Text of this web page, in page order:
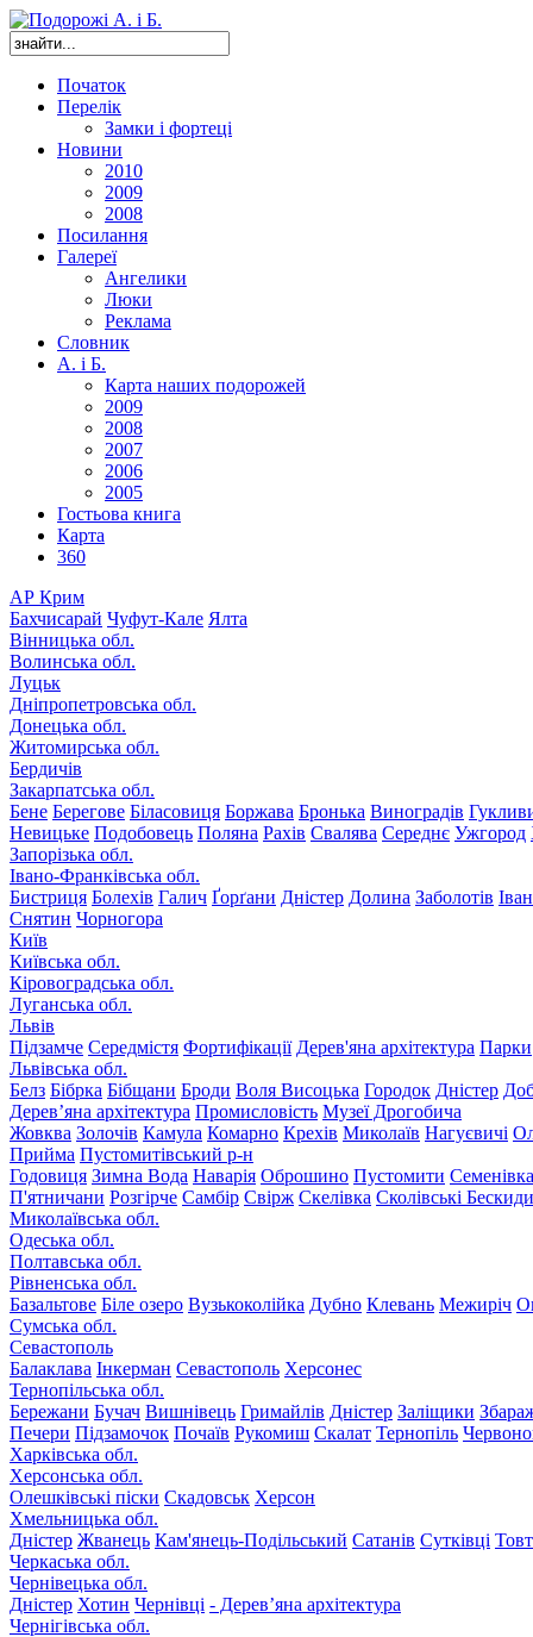
Початок
Перелік
Замки і фортеці
Новини
2010
2009
2008
Посилання
Галереї
Ангелики
Люки
Реклама
Словник
А. і Б.
Карта наших подорожей
2009
2008
2007
2006
2005
Гостьова книга
Карта
360
АР Крим
Бахчисарай Чуфут-Кале Ялта
Вінницька обл.
Волинська обл.
Луцьк
Дніпропетровська обл.
Донецька обл.
Житомирська обл.
Бердичів
Закарпатська обл.
Бене Берегове Біласовиця Боржава Бронька Виноградів
Невицьке Подобовець Поляна Рахів Свалява Середнє Ужгород
Запорізька обл.
Івано-Франківська обл.
Бистриця Болехів Галич Ґорґани Дністер Долина Заболотів
Снятин Чорногора
Київ
Київська обл.
Кіровоградська обл.
Луганська обл.
Львів
Підзамче Середмістя Фортифікації Дерев'яна архітектура Парки
Львівська обл.
Белз Бібрка Бібщани Броди Воля Висоцька Городок Дністер
Дерев’яна архітектура Промисловість Музеї Дрогобича
Жовква Золочів Камула Комарно Крехів Миколаїв Нагуєвичі
Прийма Пустомитівський р-н
Годовиця Зимна Вода Наварія Оброшино Пустомити Семенівка
П'ятничани Розгірче Самбір Свірж Скелівка Сколівські Бескиди
Миколаївська обл.
Одеська обл.
Полтавська обл.
Рівненська обл.
Базальтове Біле озеро Вузькоколійка Дубно Клевань Межиріч
Сумська обл.
Севастополь
Балаклава Інкерман Севастополь Херсонес
Тернопільська обл.
Бережани Бучач Вишнівець Гримайлів Дністер Заліщики
Печери Підзамочок Почаїв Рукомиш Скалат Тернопіль
Харківська обл.
Херсонська обл.
Олешківські піски Скадовськ Херсон
Хмельницька обл.
Дністер Жванець Кам'янець-Подільський Сатанів Сутківці
Черкаська обл.
Чернівецька обл.
Дністер Хотин Чернівці - Дерев’яна архітектура
Чернігівська обл.